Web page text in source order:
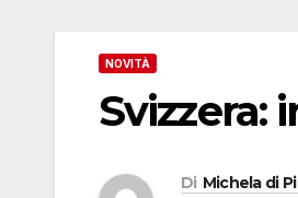
NOVITÀ
Svizzera:
Di Michela di